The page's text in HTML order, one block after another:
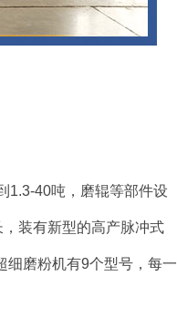
1.3-40吨，磨辊等部件设
装有新型的高产脉冲式
细磨粉机有9个型号，每一